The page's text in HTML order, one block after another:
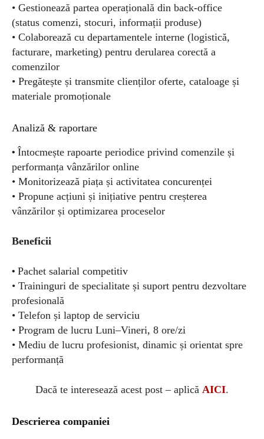
• Gestionează partea operațională din back-office
(status comenzi, stocuri, informații produse)
• Colaborează cu departamentele interne (logistică,
facturare, marketing) pentru derularea corectă a
comenzilor
• Pregătește și transmite clienților oferte, cataloage și
materiale promoționale
Analiză & raportare
• Întocmește rapoarte periodice privind comenzile și
performanța vânzărilor online
• Monitorizează piața și activitatea concurenței
• Propune acțiuni și inițiative pentru creșterea
vânzărilor și optimizarea proceselor
Beneficii
• Pachet salarial competitiv
• Traininguri de specialitate și suport pentru dezvoltare
profesională
• Telefon și laptop de serviciu
• Program de lucru Luni–Vineri, 8 ore/zi
• Mediu de lucru profesionist, dinamic și orientat spre
performanță
Dacă te interesează acest post – aplică AICI.
Descrierea companiei